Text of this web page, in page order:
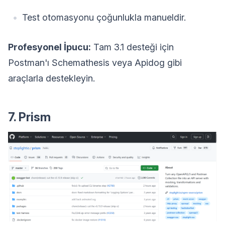
Test otomasyonu çoğunlukla manueldir.
Profesyonel İpucu: Tam 3.1 desteği için
Postman'ı Schemathesis veya Apidog gibi
araçlarla destekleyin.
7. Prism